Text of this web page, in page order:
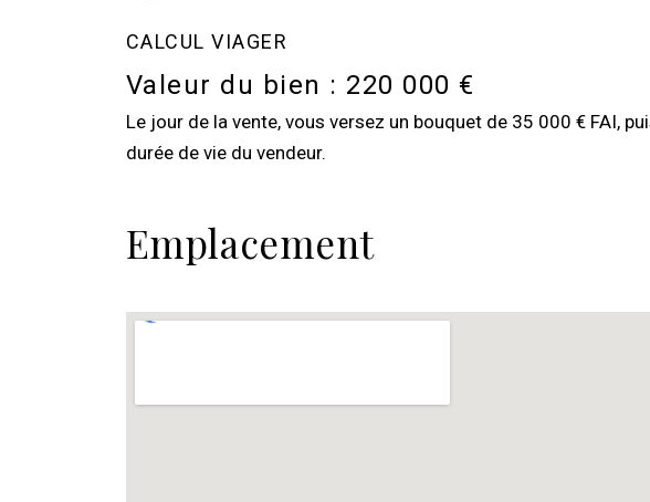
CALCUL VIAGER
Valeur du bien : 220 000 €
Le jour de la vente, vous versez un bouquet de 35 000 € FAI,
durée de vie du vendeur.
Emplacement